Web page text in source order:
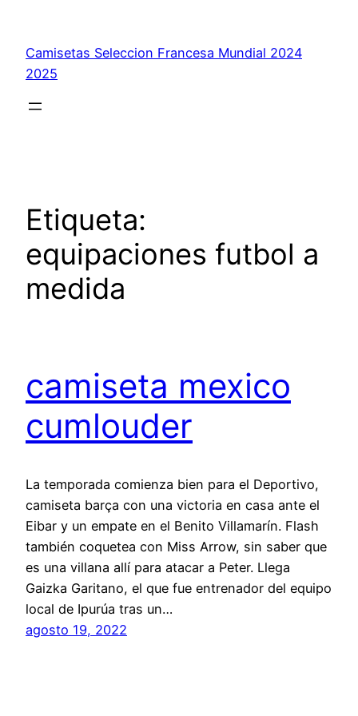
contenido
Camisetas Seleccion Francesa Mundial 2024
2025
Etiqueta:
equipaciones futbol a
medida
camiseta mexico
cumlouder
La temporada comienza bien para el Deportivo,
camiseta barça con una victoria en casa ante el
Eibar y un empate en el Benito Villamarín. Flash
también coquetea con Miss Arrow, sin saber que
es una villana allí para atacar a Peter. Llega
Gaizka Garitano, el que fue entrenador del equipo
local de Ipurúa tras un…
agosto 19, 2022